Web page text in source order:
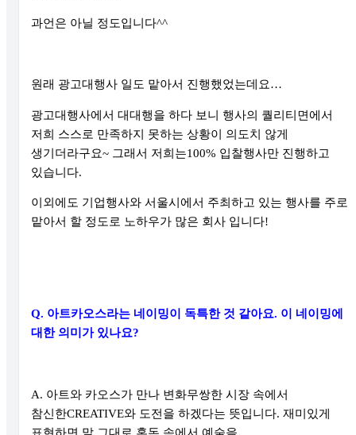
과언은 아닐 정도입니다^^
원래 광고대행사 일도 맡아서 진행했었는데요…
광고대행사에서 대대행을 하다 보니 행사의 퀄리티면에서
저희 스스로 만족하지 못하는 상황이 의도치 않게
생기더라구요~ 그래서 저희는100% 입찰행사만 진행하고
있습니다.
이외에도 기업행사와 서울시에서 주최하고 있는 행사를 주로
맡아서 할 정도로 노하우가 많은 회사 입니다!
Q. 아트카오스라는 네이밍이 독특한 것 같아요. 이 네이밍에
대한 의미가 있나요?
A. 아트와 카오스가 만나 변화무쌍한 시장 속에서
참신한CREATIVE와 도전을 하겠다는 뜻입니다. 재미있게
표현하면 말 그대로 혼돈 속에서 예술을